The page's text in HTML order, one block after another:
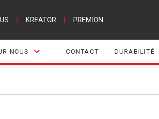
KREATOR PREMION
NOUS CONTACT DURABILITÉ